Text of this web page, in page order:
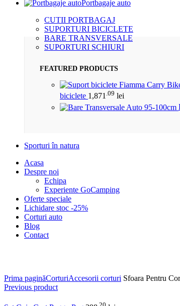
Portbagaje auto
CUTII PORTBAGAJ
SUPORTURI BICICLETE
BARE TRANSVERSALE
SUPORTURI SCHIURI
FEATURED PRODUCTS
biciclete 1,871 .09 lei
Sporturi în natura
Acasa
Despre noi
Echipa
Experiente GoCamping
Oferte speciale
Lichidare stoc -25%
Corturi auto
Blog
Contact
Prima paginăCorturiAccesorii corturi Sfoara Pentru
Previous product